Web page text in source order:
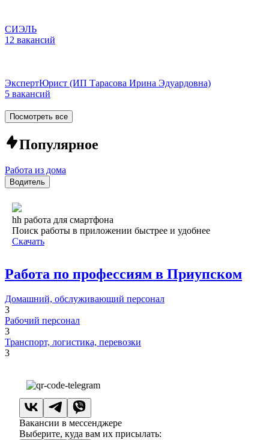
СИЭЛЬ
12 вакансий
ЭкспертЮрист (ИП Тарасова Ирина Эдуардовна)
5 вакансий
Посмотреть все
Популярное
Работа из дома
Водитель
hh работа для смартфона
Поиск работы в приложении быстрее и удобнее
Скачать
Работа по профессиям в Приупском
Домашний, обслуживающий персонал
3
Рабочий персонал
3
Транспорт, логистика, перевозки
3
Вакансии в мессенджере
Выберите, куда вам их присылать: